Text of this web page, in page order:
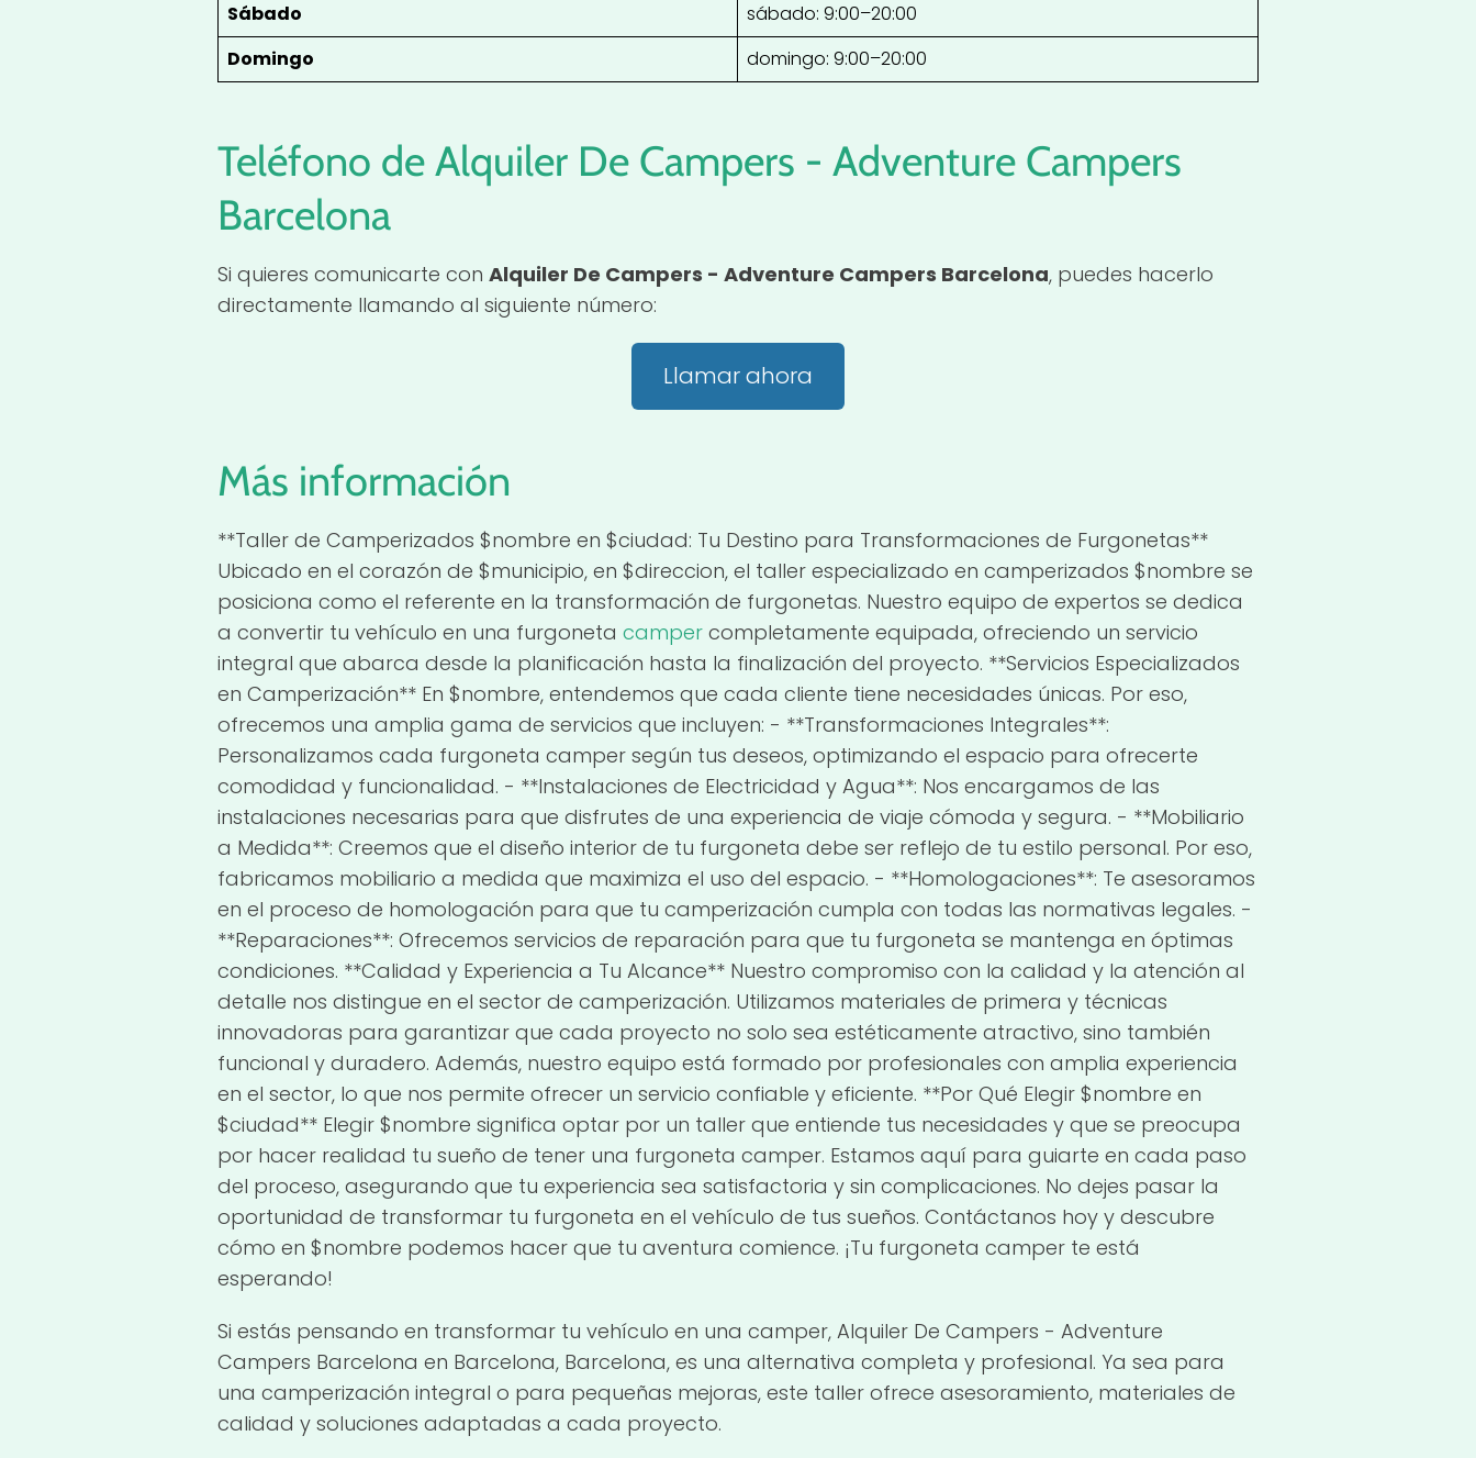
Sábado
sábado: 9:00–20:00
Domingo
domingo: 9:00–20:00
Teléfono de Alquiler De Campers - Adventure Campers
Barcelona
Si quieres comunicarte con Alquiler De Campers - Adventure Campers Barcelona, puedes hacerlo
directamente llamando al siguiente número:
Llamar ahora
Más información
**Taller de Camperizados $nombre en $ciudad: Tu Destino para Transformaciones de Furgonetas**
Ubicado en el corazón de $municipio, en $direccion, el taller especializado en camperizados $nombre se
posiciona como el referente en la transformación de furgonetas. Nuestro equipo de expertos se dedica
a convertir tu vehículo en una furgoneta camper completamente equipada, ofreciendo un servicio
integral que abarca desde la planificación hasta la finalización del proyecto. **Servicios Especializados
en Camperización** En $nombre, entendemos que cada cliente tiene necesidades únicas. Por eso,
ofrecemos una amplia gama de servicios que incluyen: - **Transformaciones Integrales**:
Personalizamos cada furgoneta camper según tus deseos, optimizando el espacio para ofrecerte
comodidad y funcionalidad. - **Instalaciones de Electricidad y Agua**: Nos encargamos de las
instalaciones necesarias para que disfrutes de una experiencia de viaje cómoda y segura. - **Mobiliario
a Medida**: Creemos que el diseño interior de tu furgoneta debe ser reflejo de tu estilo personal. Por eso,
fabricamos mobiliario a medida que maximiza el uso del espacio. - **Homologaciones**: Te asesoramos
en el proceso de homologación para que tu camperización cumpla con todas las normativas legales. -
**Reparaciones**: Ofrecemos servicios de reparación para que tu furgoneta se mantenga en óptimas
condiciones. **Calidad y Experiencia a Tu Alcance** Nuestro compromiso con la calidad y la atención al
detalle nos distingue en el sector de camperización. Utilizamos materiales de primera y técnicas
innovadoras para garantizar que cada proyecto no solo sea estéticamente atractivo, sino también
funcional y duradero. Además, nuestro equipo está formado por profesionales con amplia experiencia
en el sector, lo que nos permite ofrecer un servicio confiable y eficiente. **Por Qué Elegir $nombre en
$ciudad** Elegir $nombre significa optar por un taller que entiende tus necesidades y que se preocupa
por hacer realidad tu sueño de tener una furgoneta camper. Estamos aquí para guiarte en cada paso
del proceso, asegurando que tu experiencia sea satisfactoria y sin complicaciones. No dejes pasar la
oportunidad de transformar tu furgoneta en el vehículo de tus sueños. Contáctanos hoy y descubre
cómo en $nombre podemos hacer que tu aventura comience. ¡Tu furgoneta camper te está
esperando!
Si estás pensando en transformar tu vehículo en una camper, Alquiler De Campers - Adventure
Campers Barcelona en Barcelona, Barcelona, es una alternativa completa y profesional. Ya sea para
una camperización integral o para pequeñas mejoras, este taller ofrece asesoramiento, materiales de
calidad y soluciones adaptadas a cada proyecto.